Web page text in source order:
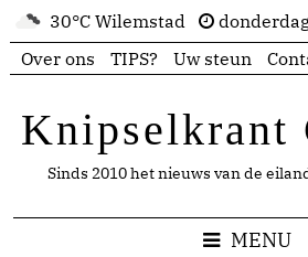
30°C Wilemstad
Over ons
TIPS? Uw steun
Knipselkrant
Sinds 2010 het nieuws van de
MENU